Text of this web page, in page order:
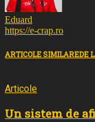
Eduard
https://e-crap.ro
ARTICOLE SIMILAREDE
Articole
Un sistem de